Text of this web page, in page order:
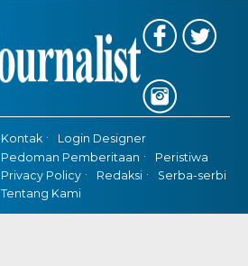
Kontak
Login Designer
Pedoman Pemberitaan
Peristiwa
Privacy Policy
Redaksi
Serba-serbi
Tentang Kami